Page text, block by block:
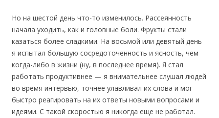
Но на шестой день что-то изменилось. Рассеянность
начала уходить, как и головные боли. Фрукты стали
казаться более сладкими. На восьмой или девятый день
я испытал большую сосредоточенность и ясность, чем
когда-либо в жизни (ну, в последнее время). Я стал
работать продуктивнее — я внимательнее слушал людей
во время интервью, точнее улавливал их слова и мог
быстро реагировать на их ответы новыми вопросами и
идеями. С такой скоростью я никогда еще не работал.